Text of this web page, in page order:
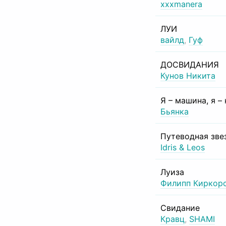
xxxmanera
ЛУИ
вайлд, Гуф
ДОСВИДАНИЯ
Кунов Никита
Я – машина, я –
Бьянка
Путеводная
Idris & Leos
Луиза
Филипп
Свидание
Кравц, SHAMI